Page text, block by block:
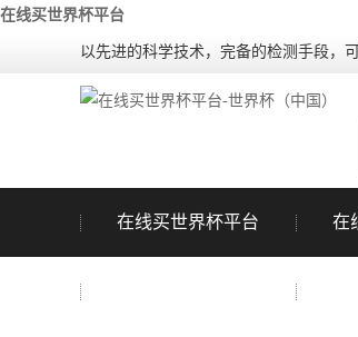
在线买世界杯平台
以先进的科学技术，完备的检测手段，
在线买世界杯平台 在